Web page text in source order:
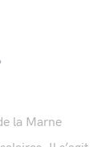
la Marne